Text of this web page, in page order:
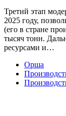
Третий этап
2025 году,
(его в стране
тысяч тонн.
ресурсами и…
Орша